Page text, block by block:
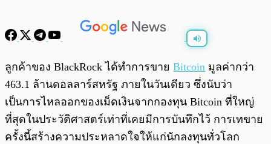
/
ลูกค้าของ BlackRock ได้ทำการขาย Bitcoin มูลค่ากว่า
463.1 ล้านดอลลาร์สหรัฐ ภายในวันเดียว ซึ่งนับว่า
เป็นการไหลออกของเม็ดเงินจากกองทุน Bitcoin ที่ใหญ่
ที่สุดในประวัติศาสตร์เท่าที่เคยมีการบันทึกไว้ การเทขาย
ครั้งนี้สร้างความประหลาดใจให้แก่นักลงทุนทั่วโลก